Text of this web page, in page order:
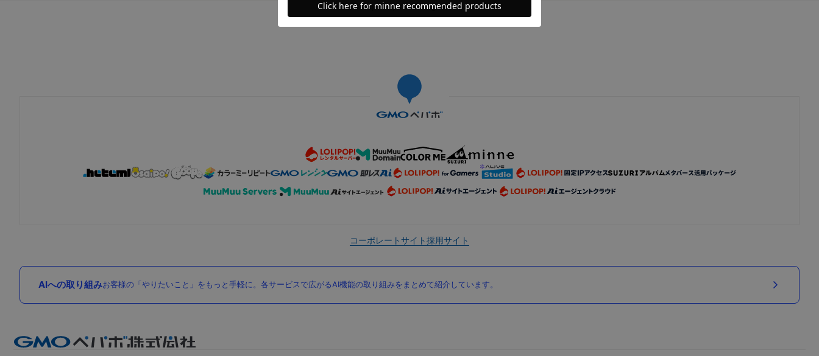
©GMO Pepabo, Inc. All rights reserved.
コーポレートサイト採用サイト
AIへの取り組みお客様の「やりたいこと」をもっと手軽に。各サービスで広がるAI機能の取り組みをまとめて紹介しています。